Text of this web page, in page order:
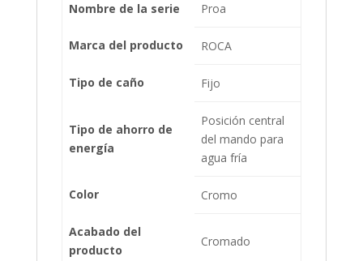
Nombre de la serie Proa
Marca del producto ROCA
Tipo de caño Fijo
Tipo de ahorro de
energía
Posición central
del mando para
agua fría
Color Cromo
Acabado del
producto
Cromado